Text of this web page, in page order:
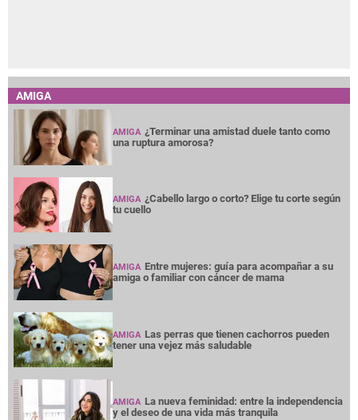
AMIGA
AMIGA ¿Terminar una amistad duele tanto como
una ruptura amorosa?
AMIGA ¿Cabello largo o corto? Elige tu corte según
tu cuello
AMIGA Entre mujeres: guía para acompañar a su
amiga o familiar con cáncer de mama
AMIGA Las perras que tienen cachorros pueden
tener una vejez más saludable
AMIGA La nueva feminidad: entre la independencia
y el deseo de una vida más tranquila